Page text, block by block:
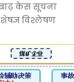
बाढ़ केस सूचना
विश्लेषण